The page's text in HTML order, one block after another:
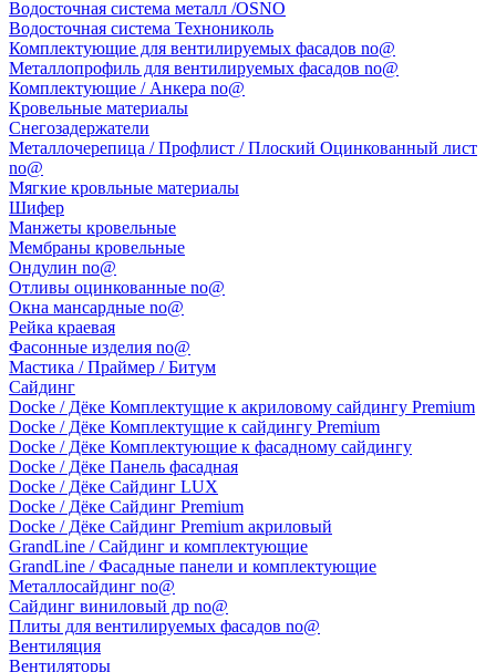
Водосточная система металл /OSNO
Водосточная система Технониколь
Комплектующие для вентилируемых фасадов no@
Металлопрофиль для вентилируемых фасадов no@
Комплектующие / Анкера no@
Кровельные материалы
Снегозадержатели
Металлочерепица / Профлист / Плоский Оцинкованный лист
no@
Мягкие кровльные материалы
Шифер
Манжеты кровельные
Мембраны кровельные
Ондулин no@
Отливы оцинкованные no@
Окна мансардные no@
Рейка краевая
Фасонные изделия no@
Мастика / Праймер / Битум
Сайдинг
Docke / Дёке Комплектущие к акриловому сайдингу Premium
Docke / Дёке Комплектущие к сайдингу Premium
Docke / Дёке Комплектующие к фасадному сайдингу
Docke / Дёке Панель фасадная
Docke / Дёке Сайдинг LUX
Docke / Дёке Сайдинг Premium
Docke / Дёке Сайдинг Premium акриловый
GrandLine / Сайдинг и комплектующие
GrandLine / Фасадные панели и комплектующие
Металлосайдинг no@
Сайдинг виниловый др no@
Плиты для вентилируемых фасадов no@
Вентиляция
Вентиляторы